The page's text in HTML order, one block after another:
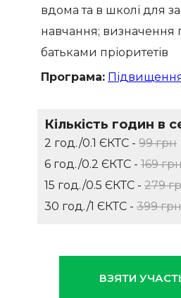
вдома та в школі для
навчання; визначення
батьками пріоритетів
Програма: Підвищення
Кількість годин в
2 год./0.1 ЄКТС - 99 грн
6 год./0.2 ЄКТС - 169
15 год./0.5 ЄКТС - 279
30 год./1 ЄКТС - 399 грн
ВЗЯТИ